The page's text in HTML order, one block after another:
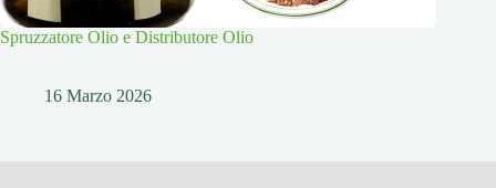
Spruzzatore Olio e Distributore Olio
16 Marzo 2026